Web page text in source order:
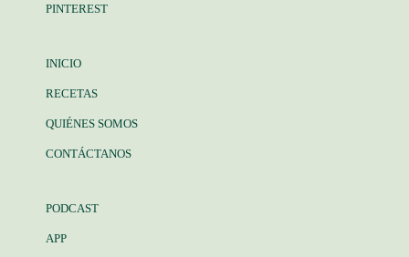
PINTEREST
INICIO
RECETAS
QUIÉNES SOMOS
CONTÁCTANOS
PODCAST
APP